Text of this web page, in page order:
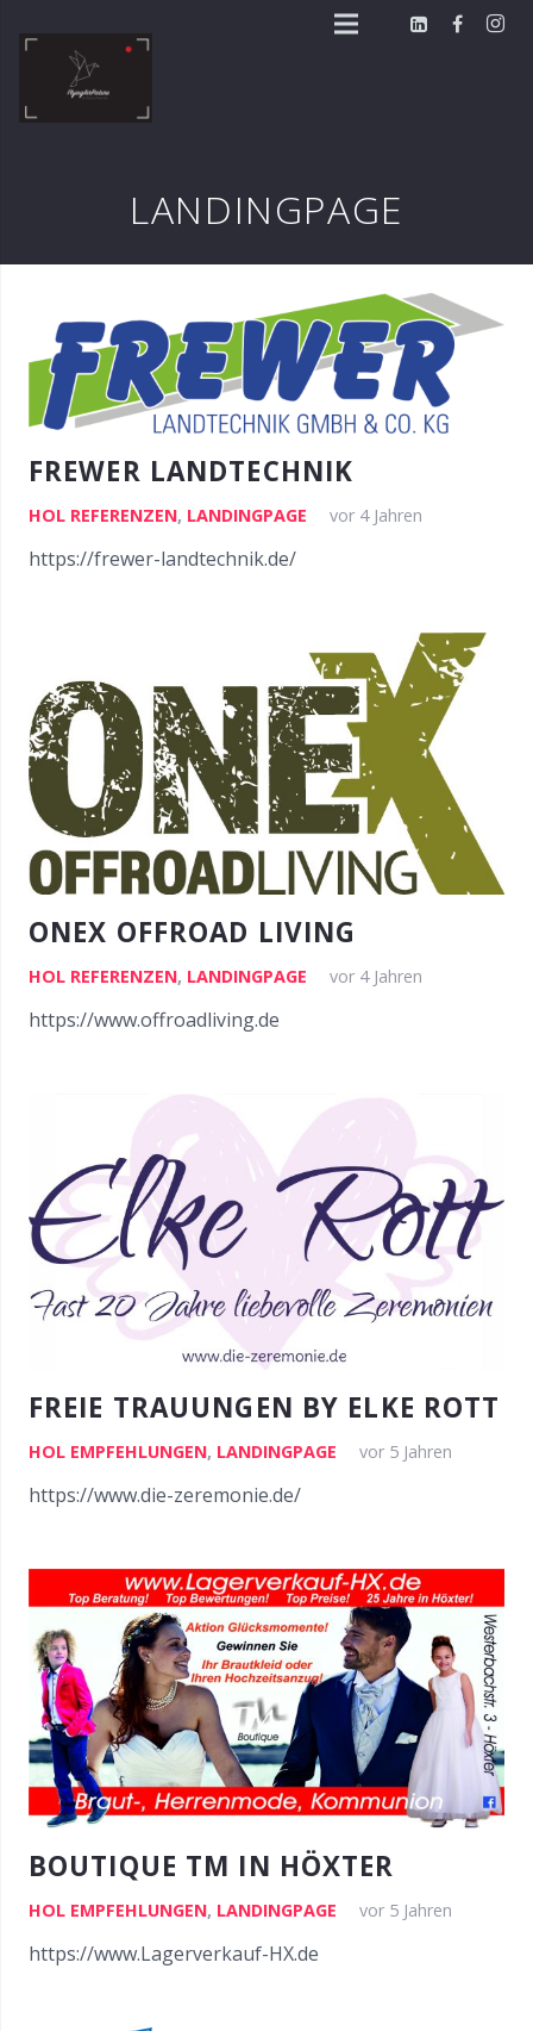
LANDINGPAGE
FREWER LANDTECHNIK
HOL REFERENZEN, LANDINGPAGE vor 4 Jahren
https://frewer-landtechnik.de/
ONEX OFFROAD LIVING
HOL REFERENZEN, LANDINGPAGE vor 4 Jahren
https://www.offroadliving.de
FREIE TRAUUNGEN BY ELKE ROTT
HOL EMPFEHLUNGEN, LANDINGPAGE vor 5 Jahren
https://www.die-zeremonie.de/
BOUTIQUE TM IN HÖXTER
HOL EMPFEHLUNGEN, LANDINGPAGE vor 5 Jahren
https://www.Lagerverkauf-HX.de